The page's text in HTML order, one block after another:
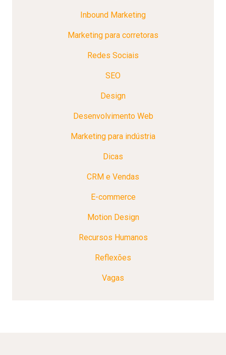
Inbound Marketing
Marketing para corretoras
Redes Sociais
SEO
Design
Desenvolvimento Web
Marketing para indústria
Dicas
CRM e Vendas
E-commerce
Motion Design
Recursos Humanos
Reflexões
Vagas